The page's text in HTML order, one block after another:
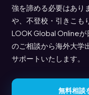
強を諦める必要はあり
や、不登校・引きこも
LOOK Global Onlineが
のご相談から海外大学
サポートいたします。
無料相談